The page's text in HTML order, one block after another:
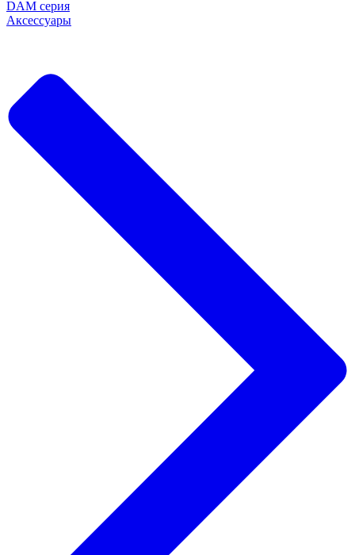
DAM серия
Аксессуары